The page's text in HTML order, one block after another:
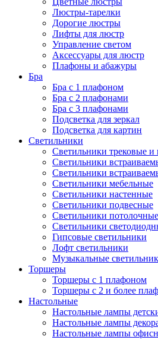
Люстры-тарелки
Дорогие люстры
Лифты для люстр
Управление светом
Аксессуары для люстр
Плафоны и абажуры
Бра
Бра с 1 плафоном
Бра с 2 плафонами
Бра с 3 плафонами
Подсветка для зеркал
Подсветка для картин
Светильники
Светильники трековые
Светильники
Светильники
Светильники мебельные
Светильники настенные
Светильники подвесные
Светильники потолочные
Светильники
Гипсовые светильники
Лофт светильники
Музыкальные
Торшеры
Торшеры с 1 плафоном
Торшеры с 2 и более
Настольные
Настольные лампы
Настольные лампы
Настольные лампы